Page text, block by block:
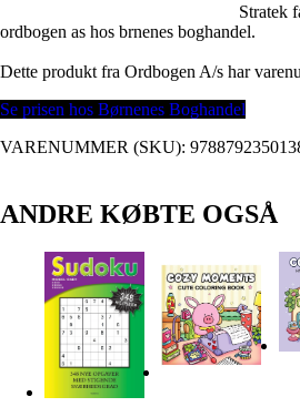
Stratek
ordbogen as hos brnenes boghandel.
Dette produkt fra Ordbogen A/s har
Se prisen hos Børnenes Boghandel
VARENUMMER (SKU):
ANDRE KØBTE OGSÅ